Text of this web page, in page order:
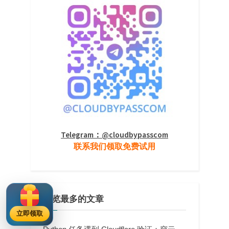
Telegram：@cloudbypasscom
联系我们领取免费试用
浏览最多的文章
立即领取